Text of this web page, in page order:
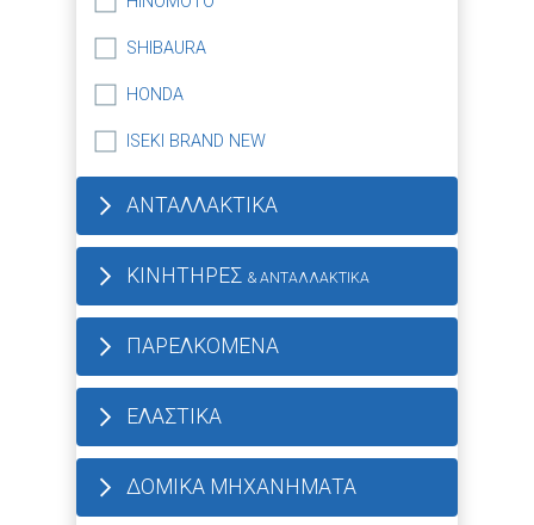
SHIBAURA
HONDA
ISEKI BRAND NEW
ΑΝΤΑΛΛΑΚΤΙΚΑ
ΚΙΝΗΤΗΡΕΣ & ΑΝΤΑΛΛΑΚΤΙΚΑ
ΠΑΡΕΛΚΟΜΕΝΑ
ΕΛΑΣΤΙΚΑ
ΔΟΜΙΚΑ ΜΗΧΑΝΗΜΑΤΑ